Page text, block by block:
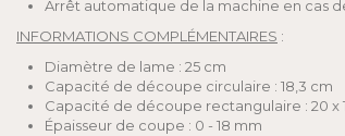
Arrêt automatique de la machine en cas
INFORMATIONS COMPLÉMENTAIRES :
Diamètre de lame : 25 cm
Capacité de découpe circulaire : 18,3 cm
Capacité de découpe rectangulaire : 20 x
Épaisseur de coupe : 0 - 18 mm